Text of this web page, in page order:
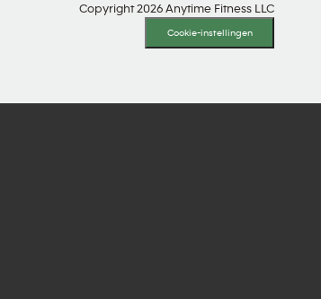
Copyright 2026 Anytime Fitness LLC
Cookie-instellingen